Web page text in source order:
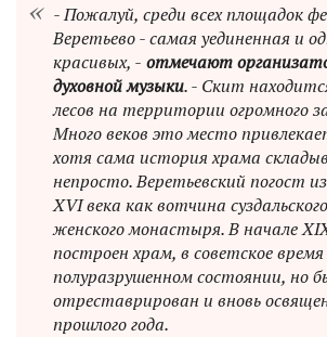
- Пожалуй, среди всех площадок
Веретьево - самая уединенная и
красивых, - отмечают
духовной музыки. - Скит
лесов на территории огромного
Много веков это место
хотя сама история храма
непросто. Веретьевский погост
XVI века как вотчина
женского монастыря. В начале
построен храм, в советское время
полуразрушенном состоянии, но
отреставрирован и вновь
прошлого года.